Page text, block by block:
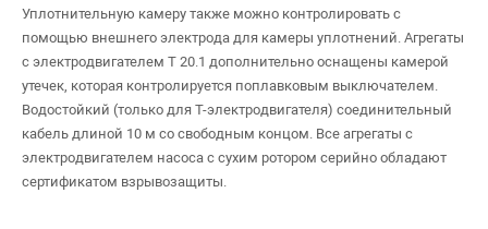
Уплотнительную камеру также можно контролировать с
помощью внешнего электрода для камеры уплотнений. Агрегаты
с электродвигателем T 20.1 дополнительно оснащены камерой
утечек, которая контролируется поплавковым выключателем.
Водостойкий (только для T-электродвигателя) соединительный
кабель длиной 10 м со свободным концом. Все агрегаты с
электродвигателем насоса с сухим ротором серийно обладают
сертификатом взрывозащиты.